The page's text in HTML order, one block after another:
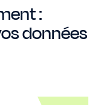
:
données